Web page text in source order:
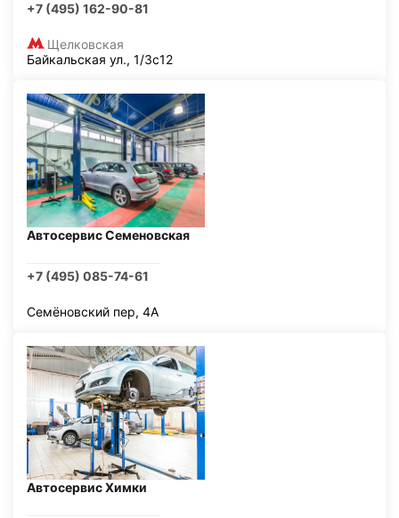
+7 (495) 162-90-81
Щелковская
Байкальская ул., 1/3с12
Автосервис Семеновская
+7 (495) 085-74-61
Семёновский пер, 4А
Автосервис Химки